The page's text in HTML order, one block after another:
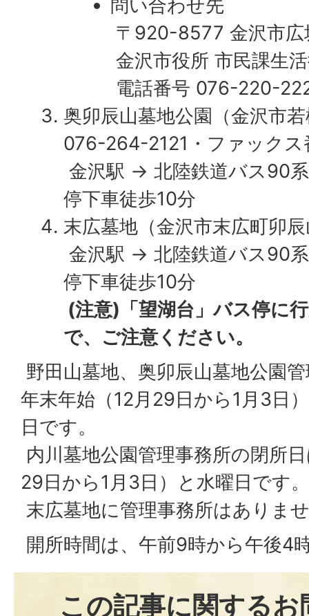
問い合わせ先
〒920-8577 金沢市広
金沢市役所 市民課生
電話番号 076-220-
奥卯辰山墓地公園（金沢市
076-264-2121・ファック
金沢駅 → 北陸鉄道バス90
停下車徒歩10分
末広墓地（金沢市末広町卯
金沢駅 → 北陸鉄道バス90
停下車徒歩10分
(注意)「望湖台」バス停に
で、ご注意ください。
野田山墓地、奥卯辰山墓地公園
年末年始（12月29日から1月3日
日です。
内川墓地公園管理事務所の閉所
29日から1月3日）と水曜日です。
末広墓地に管理事務所はありま
開所時間は、午前9時から午後4
この記事に関する